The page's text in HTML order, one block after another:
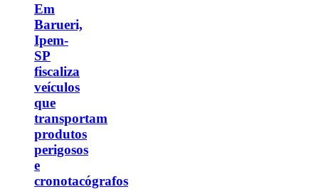
Em
Barueri,
Ipem-
SP
fiscaliza
veículos
que
transportam
produtos
perigosos
e
cronotacógrafos